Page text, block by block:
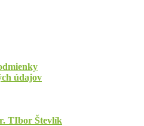
údajov
TIbor Števlík